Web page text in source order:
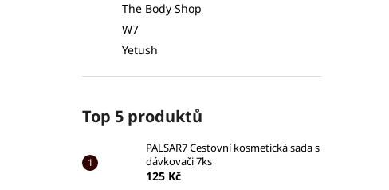
The Body Shop
W7
Yetush
Top 5 produktů
PALSAR7 Cestovní kosmetická sada s
dávkovači 7ks
125 Kč